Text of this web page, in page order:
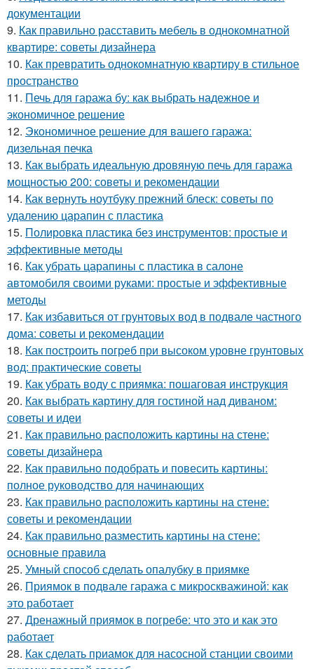
документации
9. Как правильно расставить мебель в однокомнатной
квартире: советы дизайнера
10. Как превратить однокомнатную квартиру в стильное
пространство
11. Печь для гаража бу: как выбрать надежное и
экономичное решение
12. Экономичное решение для вашего гаража:
дизельная печка
13. Как выбрать идеальную дровяную печь для гаража
мощностью 200: советы и рекомендации
14. Как вернуть ноутбуку прежний блеск: советы по
удалению царапин с пластика
15. Полировка пластика без инструментов: простые и
эффективные методы
16. Как убрать царапины с пластика в салоне
автомобиля своими руками: простые и эффективные
методы
17. Как избавиться от грунтовых вод в подвале частного
дома: советы и рекомендации
18. Как построить погреб при высоком уровне грунтовых
вод: практические советы
19. Как убрать воду с приямка: пошаговая инструкция
20. Как выбрать картину для гостиной над диваном:
советы и идеи
21. Как правильно расположить картины на стене:
советы дизайнера
22. Как правильно подобрать и повесить картины:
полное руководство для начинающих
23. Как правильно расположить картины на стене:
советы и рекомендации
24. Как правильно разместить картины на стене:
основные правила
25. Умный способ сделать опалубку в приямке
26. Приямок в подвале гаража с микроскважиной: как
это работает
27. Дренажный приямок в погребе: что это и как это
работает
28. Как сделать приамок для насосной станции своими